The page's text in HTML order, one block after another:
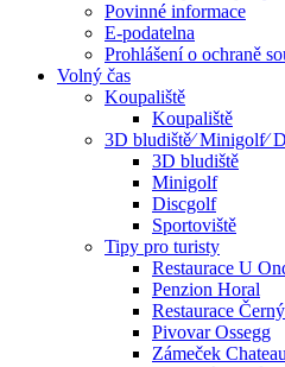
Povinné informace
E-podatelna
Prohlášení o ochraně
Volný čas
Koupaliště
Koupaliště
3D bludiště⁄ Minigolf⁄
3D bludiště
Minigolf
Discgolf
Sportoviště
Tipy pro turisty
Restaurace U
Penzion Horal
Restaurace
Pivovar Ossegg
Zámeček